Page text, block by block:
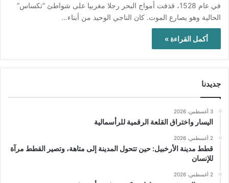
في عام 1528، قذفت أمواج البحر رجلا مغربيا على شواطئ “تكساس”
الحالية وهو يصارع الموت. كان الناجي الوحيد من أبناء…
أكمل القراءة »
جديدنا
3 أغسطس، 2026
اليسار واختراق القلعة الرقمية للرأسمالية
2 أغسطس، 2026
قطط مدينة الأرخبيل: حين تتحول المدينة إلى متاهة، وتصير القطط مرآة
للإنسان
2 أغسطس، 2026